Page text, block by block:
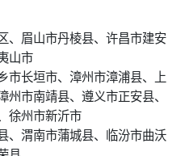
、眉山市丹棱县、许昌市建安
山市
市长垣市、漳州市漳浦县、上
市南靖县、遵义市正安县、
徐州市新沂市
、渭南市蒲城县、临汾市曲沃